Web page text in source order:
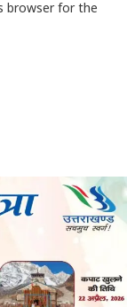
browser for the